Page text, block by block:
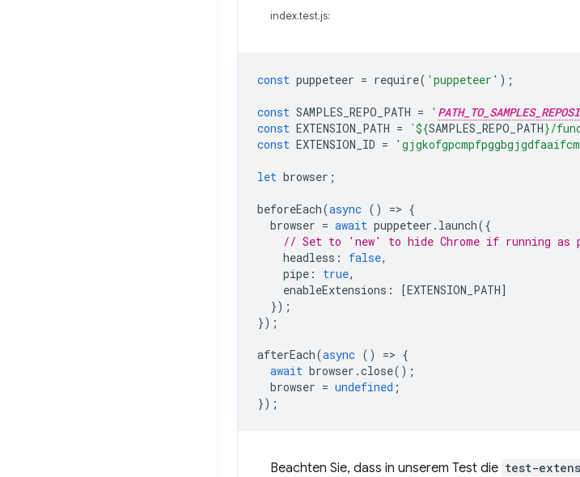
index.test.js:
const puppeteer = require( 'puppeteer' );
const SAMPLES_REPO_PATH = '
const EXTENSION_PATH = `${SAMPLES_REPO_PATH}/
const EXTENSION_ID =
let browser ;
beforeEach(async () => {
browser = await puppeteer . launch({
// Set to 'new' to hide Chrome if running as
headless : false,
pipe : true,
enableExtensions : [EXTENSION_PATH]
});
});
afterEach(async () => {
await browser .close();
browser = undefined ;
});
Beachten Sie, dass in unserem Test die test-